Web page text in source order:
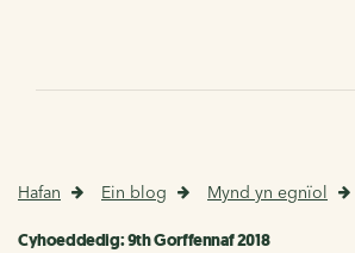
Hafan Ein blog Mynd yn egnïol
Cyhoeddedig: 9th Gorffennaf 2018